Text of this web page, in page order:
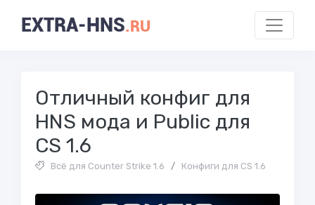
EXTRA-HNS.RU
Отличный конфиг для
HNS мода и Public для
CS 1.6
Всё для Counter Strike 1.6 / Конфиги для CS 1.6